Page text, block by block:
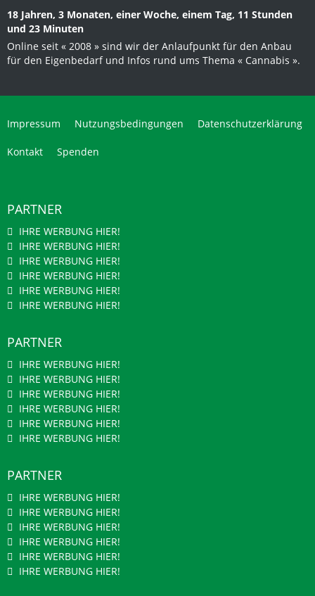
18 Jahren, 3 Monaten, einer Woche, einem Tag, 11 Stunden
und 23 Minuten
Online seit « 2008 » sind wir der Anlaufpunkt für den Anbau
für den Eigenbedarf und Infos rund ums Thema « Cannabis ».
Impressum Nutzungsbedingungen Datenschutzerklärung
Kontakt Spenden
PARTNER
IHRE WERBUNG HIER!
IHRE WERBUNG HIER!
IHRE WERBUNG HIER!
IHRE WERBUNG HIER!
IHRE WERBUNG HIER!
IHRE WERBUNG HIER!
PARTNER
IHRE WERBUNG HIER!
IHRE WERBUNG HIER!
IHRE WERBUNG HIER!
IHRE WERBUNG HIER!
IHRE WERBUNG HIER!
IHRE WERBUNG HIER!
PARTNER
IHRE WERBUNG HIER!
IHRE WERBUNG HIER!
IHRE WERBUNG HIER!
IHRE WERBUNG HIER!
IHRE WERBUNG HIER!
IHRE WERBUNG HIER!